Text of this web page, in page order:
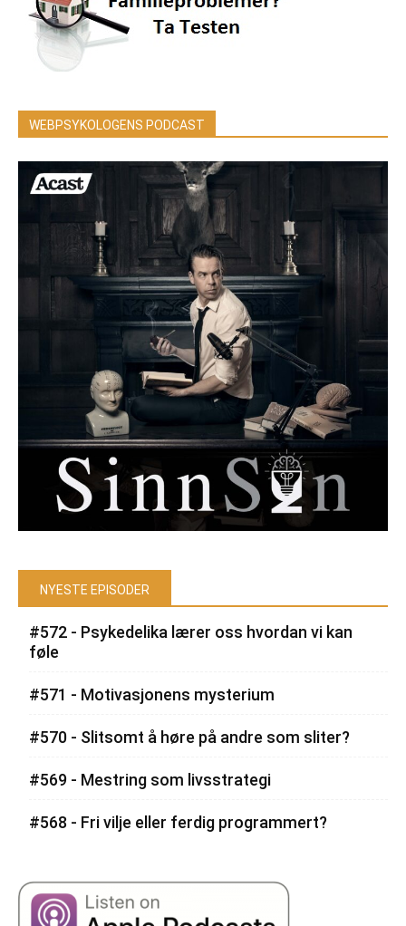
WEBPSYKOLOGENS PODCAST
NYESTE EPISODER
#572 - Psykedelika lærer oss hvordan vi kan
føle
#571 - Motivasjonens mysterium
#570 - Slitsomt å høre på andre som sliter?
#569 - Mestring som livsstrategi
#568 - Fri vilje eller ferdig programmert?